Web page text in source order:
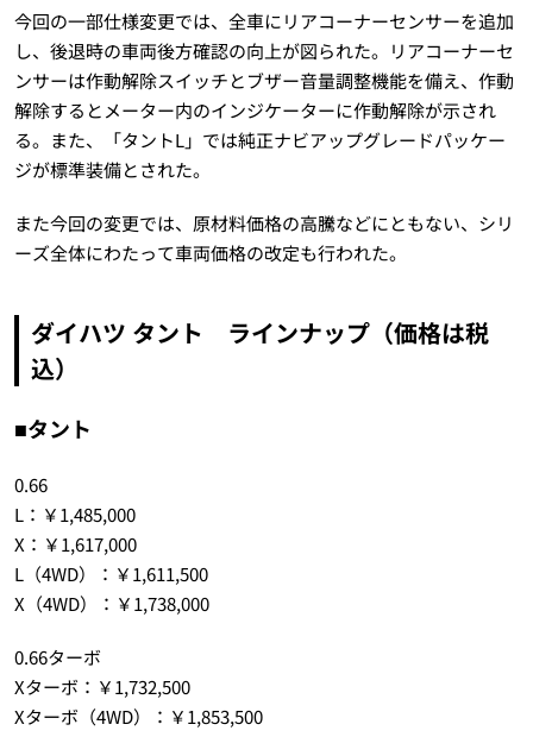
今回の一部仕様変更では、全車にリアコーナーセンサーを追加
し、後退時の車両後方確認の向上が図られた。リアコーナーセ
ンサーは作動解除スイッチとブザー音量調整機能を備え、作動
解除するとメーター内のインジケーターに作動解除が示され
る。また、「タントL」では純正ナビアップグレードパッケー
ジが標準装備とされた。
また今回の変更では、原材料価格の高騰などにともない、シリ
ーズ全体にわたって車両価格の改定も行われた。
ダイハツ タント ラインナップ（価格は税
込）
■タント
0.66
L：￥1,485,000
X：￥1,617,000
L（4WD）：￥1,611,500
X（4WD）：￥1,738,000
0.66ターボ
Xターボ：￥1,732,500
Xターボ（4WD）：￥1,853,500